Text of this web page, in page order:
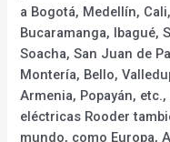
a Bogotá, Medellín,
Bucaramanga, Ibagué,
Soacha, San Juan de
Montería, Bello,
Armenia, Popayán,
eléctricas Rooder
mundo, como Europa,